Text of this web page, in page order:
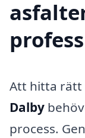
Att hitta
Dalby
process.